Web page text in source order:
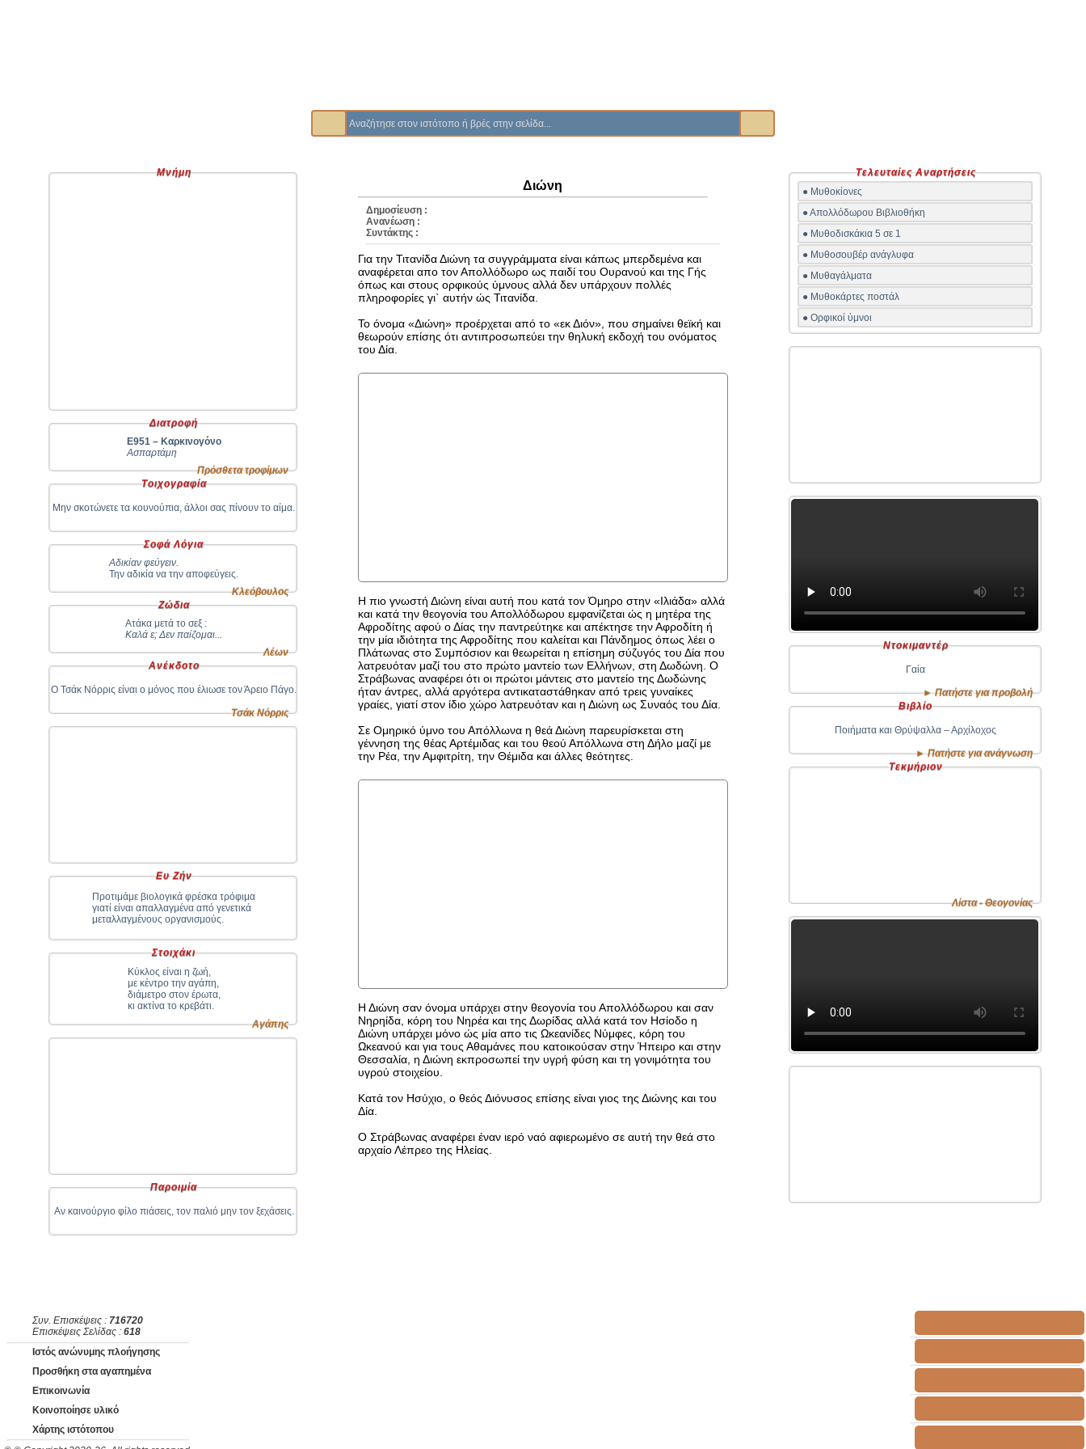
Μνήμη
Διατροφή
Πρόσθετα τροφίμων
Ε951 – Καρκινογόνο
Ασπαρτάμη
Τοιχογραφία
Μην σκοτώνετε τα κουνούπια, άλλοι σας πίνουν το αίμα.
Σοφά Λόγια
Κλεόβουλος
Αδικίαν φεύγειν.
Την αδικία να την αποφεύγεις.
Ζώδια
Λέων
Ατάκα μετά το σεξ :
Καλά ε; Δεν παίζομαι...
Ανέκδοτο
Τσάκ Νόρρις
Ο Τσάκ Νόρρις είναι ο μόνος που έλιωσε τον Άρειο Πάγο.
Ευ Ζήν
Προτιμάμε βιολογικά φρέσκα τρόφιμα
γιατί είναι απαλλαγμένα από γενετικά
μεταλλαγμένους οργανισμούς.
Στοιχάκι
Αγάπης
Κύκλος είναι η ζωή,
με κέντρο την αγάπη,
διάμετρο στον έρωτα,
κι ακτίνα το κρεβάτι.
Παροιμία
Αν καινούργιο φίλο πιάσεις, τον παλιό μην τον ξεχάσεις.
Διώνη
Δημοσίευση :
Ανανέωση :
Συντάκτης :
Για την Τιτανίδα Διώνη τα συγγράμματα είναι κάπως μπερδεμένα και
αναφέρεται απο τον Απολλόδωρο ως παιδί του Ουρανού και της Γής
όπως και στους ορφικούς ύμνους αλλά δεν υπάρχουν πολλές
πληροφορίες γι` αυτήν ώς Τιτανίδα.
Το όνομα «Διώνη» προέρχεται από το «εκ Διόν», που σημαίνει θεϊκή και
θεωρούν επίσης ότι αντιπροσωπεύει την θηλυκή εκδοχή του ονόματος
του Δία.
Η πιο γνωστή Διώνη είναι αυτή που κατά τον Όμηρο στην «Ιλιάδα» αλλά
και κατά την θεογονία του Απολλόδωρου εμφανίζεται ώς η μητέρα της
Αφροδίτης αφού ο Δίας την παντρεύτηκε και απέκτησε την Αφροδίτη ή
την μία ιδιότητα της Αφροδίτης που καλείται και Πάνδημος όπως λέει ο
Πλάτωνας στο Συμπόσιον και θεωρείται η επίσημη σύζυγός του Δία που
λατρευόταν μαζί του στο πρώτο μαντείο των Ελλήνων, στη Δωδώνη. Ο
Στράβωνας αναφέρει ότι οι πρώτοι μάντεις στο μαντείο της Δωδώνης
ήταν άντρες, αλλά αργότερα αντικαταστάθηκαν από τρεις γυναίκες
γραίες, γιατί στον ίδιο χώρο λατρευόταν και η Διώνη ως Συναός του Δία.
Σε Ομηρικό ύμνο του Απόλλωνα η θεά Διώνη παρευρίσκεται στη
γέννηση της θέας Αρτέμιδας και του θεού Απόλλωνα στη Δήλο μαζί με
την Ρέα, την Αμφιτρίτη, την Θέμιδα και άλλες θεότητες.
Η Διώνη σαν όνομα υπάρχει στην θεογονία του Απολλόδωρου και σαν
Νηρηίδα, κόρη του Νηρέα και της Δωρίδας αλλά κατά τον Ησίοδο η
Διώνη υπάρχει μόνο ώς μία απο τις Ωκεανίδες Νύμφες, κόρη του
Ωκεανού και για τους Αθαμάνες που κατοικούσαν στην Ήπειρο και στην
Θεσσαλία, η Διώνη εκπροσωπεί την υγρή φύση και τη γονιμότητα του
υγρού στοιχείου.
Κατά τον Ησύχιο, ο θεός Διόνυσος επίσης είναι γιος της Διώνης και του
Δία.
Ο Στράβωνας αναφέρει έναν ιερό ναό αφιερωμένο σε αυτή την θεά στο
αρχαίο Λέπρεο της Ηλείας.
Τελευταίες Αναρτήσεις
● Μυθοκίονες
● Απολλόδωρου Βιβλιοθήκη
● Μυθοδισκάκια 5 σε 1
● Μυθοσουβέρ ανάγλυφα
● Μυθαγάλματα
● Μυθοκάρτες ποστάλ
● Ορφικοί ύμνοι
Ντοκιμαντέρ
► Πατήστε για προβολή
Γαία
Βιβλίο
► Πατήστε για ανάγνωση
Ποιήματα και Θρύψαλλα – Αρχίλοχος
Τεκμήριον
Λίστα - Θεογονίας
Συν. Επισκέψεις : 716720
Επισκέψεις Σελίδας : 618
Ιστός ανώνυμης πλοήγησης
Προσθήκη στα αγαπημένα
Επικοινωνία
Κοινοποίησε υλικό
Χάρτης ιστότοπου